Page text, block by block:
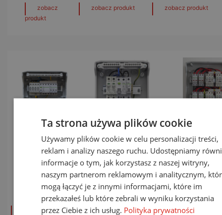
zobacz
produkt
zobacz produkt zobacz produkt
Układy RST
PV serii AC-
3xx i AC-4xx
wyłącznikiem
nadprądowym
zobacz produkt
Rozdzielnice
RST PV AC-
1xx i AC-2xx
do obwodów
jednofazowych
zobacz produkt
PV DC-x-
zobacz
Ta strona używa plików cookie
Używamy plików cookie w celu personalizacji treści,
reklam i analizy naszego ruchu. Udostępniamy
informacje o tym, jak korzystasz z naszej witryny,
naszym partnerom reklamowym i analitycznym,
mogą łączyć je z innymi informacjami, które im
przekazałeś lub które zebrali w wyniku korzystania
przez Ciebie z ich usług. Polityka prywatności